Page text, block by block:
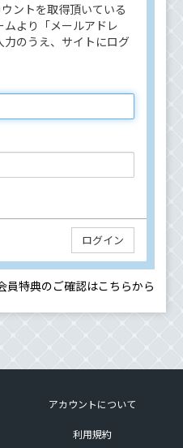
ントを取得頂いている
より「メールアドレ
のうえ、サイトにログ
員特典のご確認はこちらから
アカウントについて
利用規約